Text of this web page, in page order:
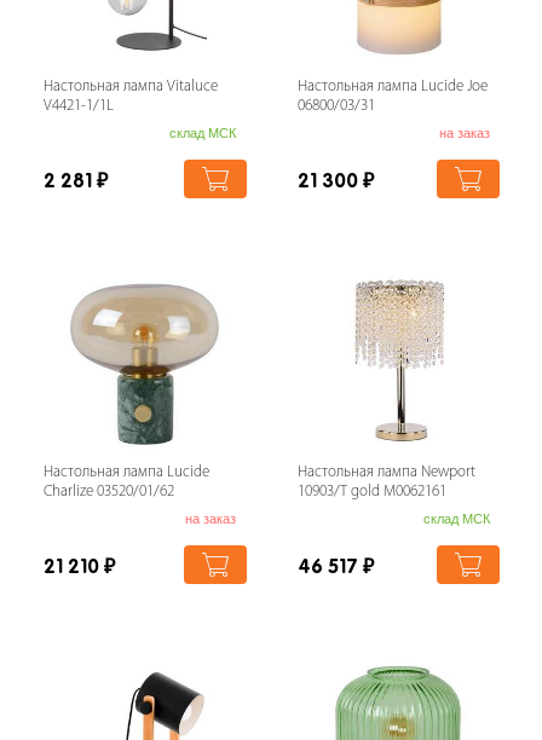
Настольная лампа Vitaluce
V4421-1/1L
склад МСК
2 281 ₽
Настольная лампа Lucide Joe
06800/03/31
на заказ
21 300 ₽
Настольная лампа Lucide
Charlize 03520/01/62
на заказ
21 210 ₽
Настольная лампа Newport
10903/T gold М0062161
склад МСК
46 517 ₽